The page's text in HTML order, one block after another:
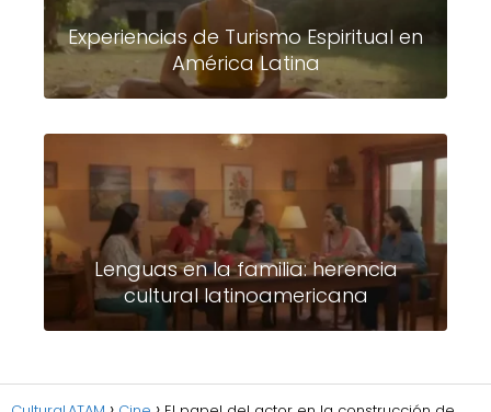
Experiencias de Turismo Espiritual en
América Latina
Lenguas en la familia: herencia
cultural latinoamericana